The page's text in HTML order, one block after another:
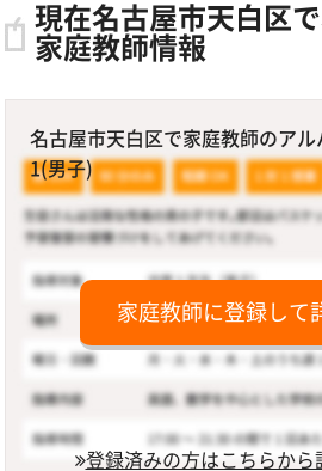
現在名古屋市天白区
家庭教師情報
名古屋市天白区で家庭教師のア
1(男子)
家庭教師に登録して
登録済みの方はこちらから